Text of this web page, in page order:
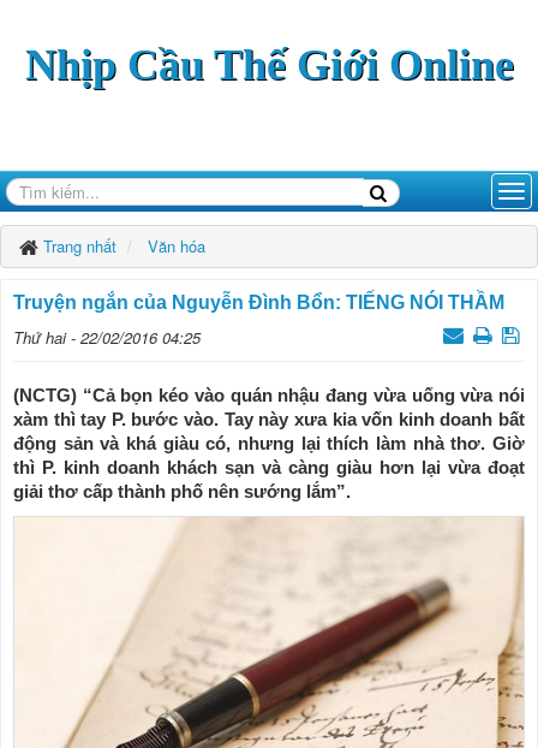
Nhịp Cầu Thế Giới Online
Trang nhất Văn hóa
Truyện ngắn của Nguyễn Đình Bổn: TIẾNG NÓI THẦM
Thứ hai - 22/02/2016 04:25
(NCTG) “Cả bọn kéo vào quán nhậu đang vừa uống vừa nói
xàm thì tay P. bước vào. Tay này xưa kia vốn kinh doanh bất
động sản và khá giàu có, nhưng lại thích làm nhà thơ. Giờ
thì P. kinh doanh khách sạn và càng giàu hơn lại vừa đoạt
giải thơ cấp thành phố nên sướng lắm”.